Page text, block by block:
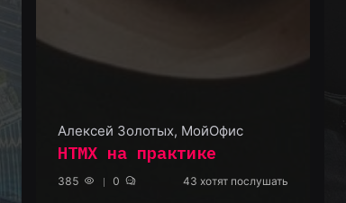
Алексей Золотых, МойОфис
HTMX на практике
385 0 43 хотят послушать